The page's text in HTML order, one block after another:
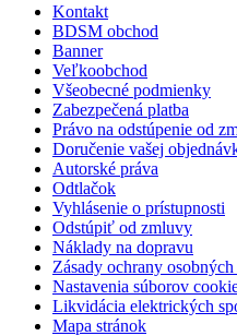
Kontakt
BDSM obchod
Banner
Veľkoobchod
Všeobecné podmienky
Zabezpečená platba
Právo na odstúpenie od
Doručenie vašej
Autorské práva
Odtlačok
Vyhlásenie o prístupnosti
Odstúpiť od zmluvy
Náklady na dopravu
Zásady ochrany
Nastavenia súborov
Likvidácia elektrických
Mapa stránok